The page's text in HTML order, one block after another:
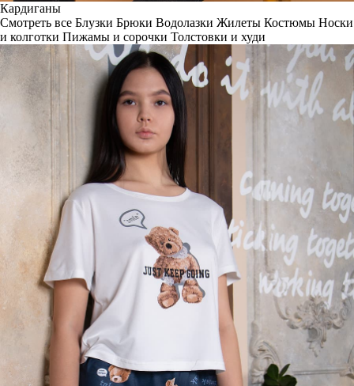
Кардиганы
Смотреть все Блузки Брюки Водолазки Жилеты Костюмы Носки
и колготки Пижамы и сорочки Толстовки и худи